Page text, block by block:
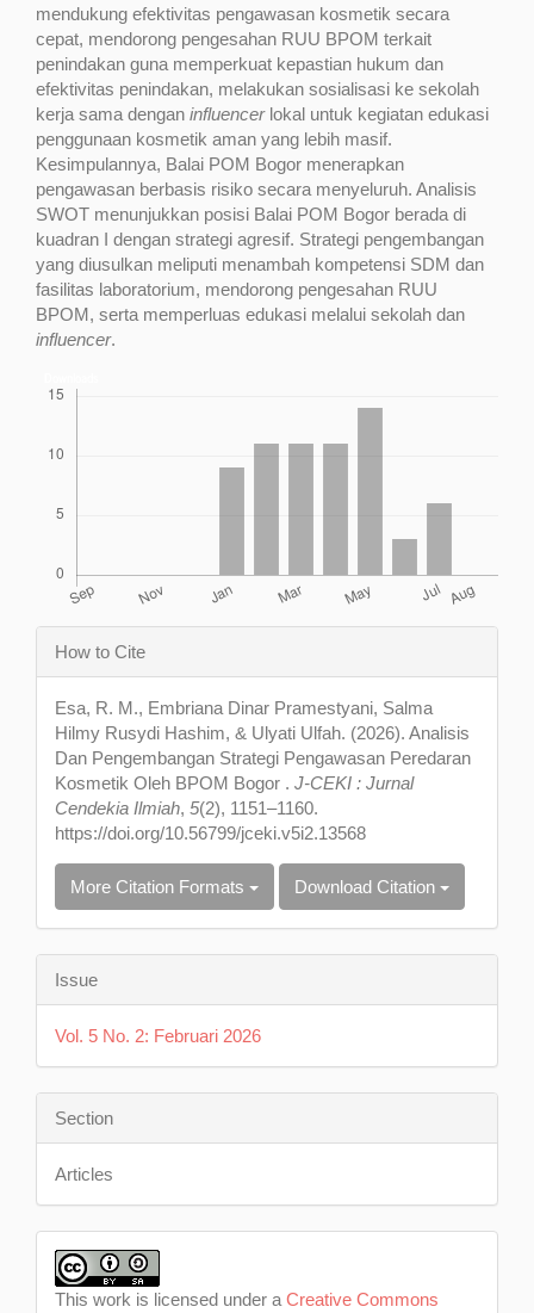
mendukung efektivitas pengawasan kosmetik secara
cepat, mendorong pengesahan RUU BPOM terkait
penindakan guna memperkuat kepastian hukum dan
efektivitas penindakan, melakukan sosialisasi ke sekolah
kerja sama dengan influencerlokal untuk kegiatan edukasi
penggunaan kosmetik aman yang lebih masif.
Kesimpulannya, Balai POM Bogor menerapkan
pengawasan berbasis risiko secara menyeluruh. Analisis
SWOT menunjukkan posisi Balai POM Bogor berada di
kuadran I dengan strategi agresif. Strategi pengembangan
yang diusulkan meliputi menambah kompetensi SDM dan
fasilitas laboratorium, mendorong pengesahan RUU
BPOM, serta memperluas edukasi melalui sekolah dan
influencer.
Article
Details
How to Cite
Esa, R. M., Embriana Dinar Pramestyani, Salma
Hilmy Rusydi Hashim, & Ulyati Ulfah. (2026). Analisis
Dan Pengembangan Strategi Pengawasan Peredaran
Kosmetik Oleh BPOM Bogor . J-CEKI : Jurnal
Cendekia Ilmiah, 5(2), 1151–1160.
https://doi.org/10.56799/jceki.v5i2.13568
More Citation Formats Download Citation
Issue
Vol. 5 No. 2: Februari 2026
Section
Articles
This work is licensed under a Creative Commons